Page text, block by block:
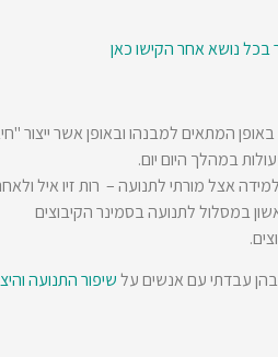
בכל נושא אחר הקישו כאן
המתאים למבנהו ובאופן אשר ייצור
במהלך היום יום.
במסלול לתנועה בסמינר הקיבוצים
עבדתי עם אנשים עלשיפור התנועה